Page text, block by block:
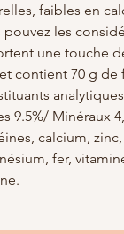
faibles en
pouvez les
une touche
contient 70 g de
9.5%/ Minéraux
calcium,
fer,